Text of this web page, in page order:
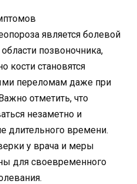
является болевой
позвоночника,
кости становятся
переломам даже при
отметить, что
незаметно и
длительного времени.
у врача и меры
для своевременного